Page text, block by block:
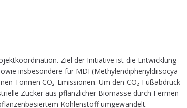
Ziel der Initia­ti­ve ist die Ent­wick­lung
ins­be­son­de­re für MDI (Methy­len­di­phe­nyl­di­iso­cya­
Ton­nen CO₂-Emis­sio­nen. Um den CO₂-Fuß­ab­druck
Zucker aus pflanz­li­cher Bio­mas­se durch Fer­men­
Koh­len­stoff umgewandelt.